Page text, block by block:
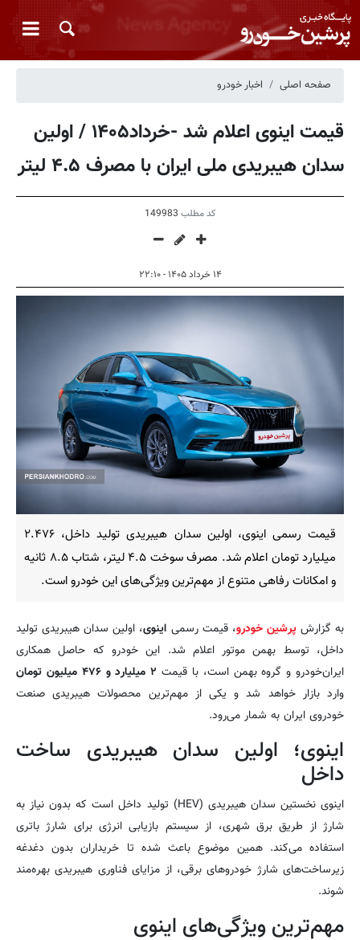
صفحه اصلی اخبار خودرو
قیمت اینوی اعلام شد -خرداد۱۴۰۵ / اولین
سدان هیبریدی ملی ایران با مصرف ۴.۵ لیتر
کد مطلب 149983
۱۴ خرداد ۱۴۰۵ - ۲۲:۱۰
قیمت رسمی اینوی، اولین سدان هیبریدی تولید داخل، ۲.۴۷۶
میلیارد تومان اعلام شد. مصرف سوخت ۴.۵ لیتر، شتاب ۸.۵ ثانیه
و امکانات رفاهی متنوع از مهم‌ترین ویژگی‌های این خودرو است.
به گزارش پرشین خودرو، قیمت رسمی اینوی، اولین سدان هیبریدی تولید
داخل، توسط بهمن موتور اعلام شد. این خودرو که حاصل همکاری
ایران‌خودرو و گروه بهمن است، با قیمت ۲ میلیارد و ۴۷۶ میلیون تومان
وارد بازار خواهد شد و یکی از مهم‌ترین محصولات هیبریدی صنعت
خودروی ایران به شمار می‌رود.
اینوی؛ اولین سدان هیبریدی ساخت
داخل
اینوی نخستین سدان هیبریدی (HEV) تولید داخل است که بدون نیاز به
شارژ از طریق برق شهری، از سیستم بازیابی انرژی برای شارژ باتری
استفاده می‌کند. همین موضوع باعث شده تا خریداران بدون دغدغه
زیرساخت‌های شارژ خودروهای برقی، از مزایای فناوری هیبریدی بهره‌مند
شوند.
مهم‌ترین ویژگی‌های اینوی